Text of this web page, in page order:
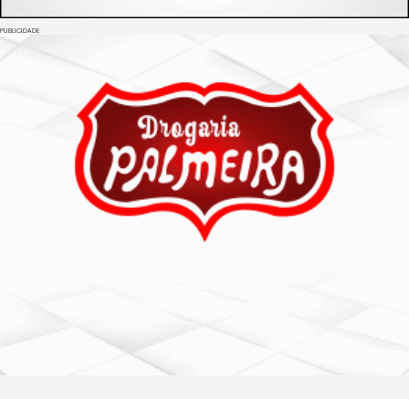
PUBLICIDADE